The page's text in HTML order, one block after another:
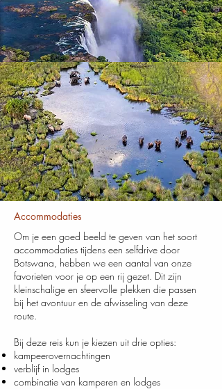
Accommodaties
Om je een goed beeld te geven van het soort
accommodaties tijdens een selfdrive door
Botswana, hebben we een aantal van onze
favorieten voor je op een rij gezet. Dit zijn
kleinschalige en sfeervolle plekken die passen
bij het avontuur en de afwisseling van deze
route.
Bij deze reis kun je kiezen uit drie opties:
kampeerovernachtingen
verblijf in lodges
combinatie van kamperen en lodges